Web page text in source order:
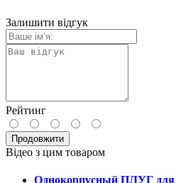
Залишити відгук
Рейтинг
Продовжити
Відео з цим товаром
Однокорпусный ПЛУГ